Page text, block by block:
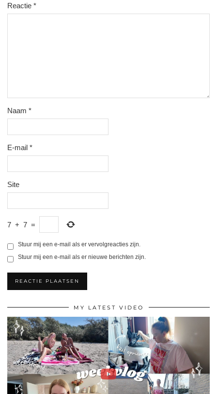
Reactie *
Naam *
E-mail *
Site
7 + 7 =
Stuur mij een e-mail als er vervolgreacties zijn.
Stuur mij een e-mail als er nieuwe berichten zijn.
MY LATEST VIDEO